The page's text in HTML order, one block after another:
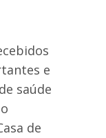
e
saúde
de